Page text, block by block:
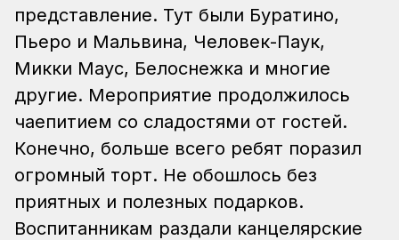
представление. Тут были Буратино,
Пьеро и Мальвина, Человек-Паук,
Микки Маус, Белоснежка и многие
другие. Мероприятие продолжилось
чаепитием со сладостями от гостей.
Конечно, больше всего ребят поразил
огромный торт. Не обошлось без
приятных и полезных подарков.
Воспитанникам раздали канцелярские